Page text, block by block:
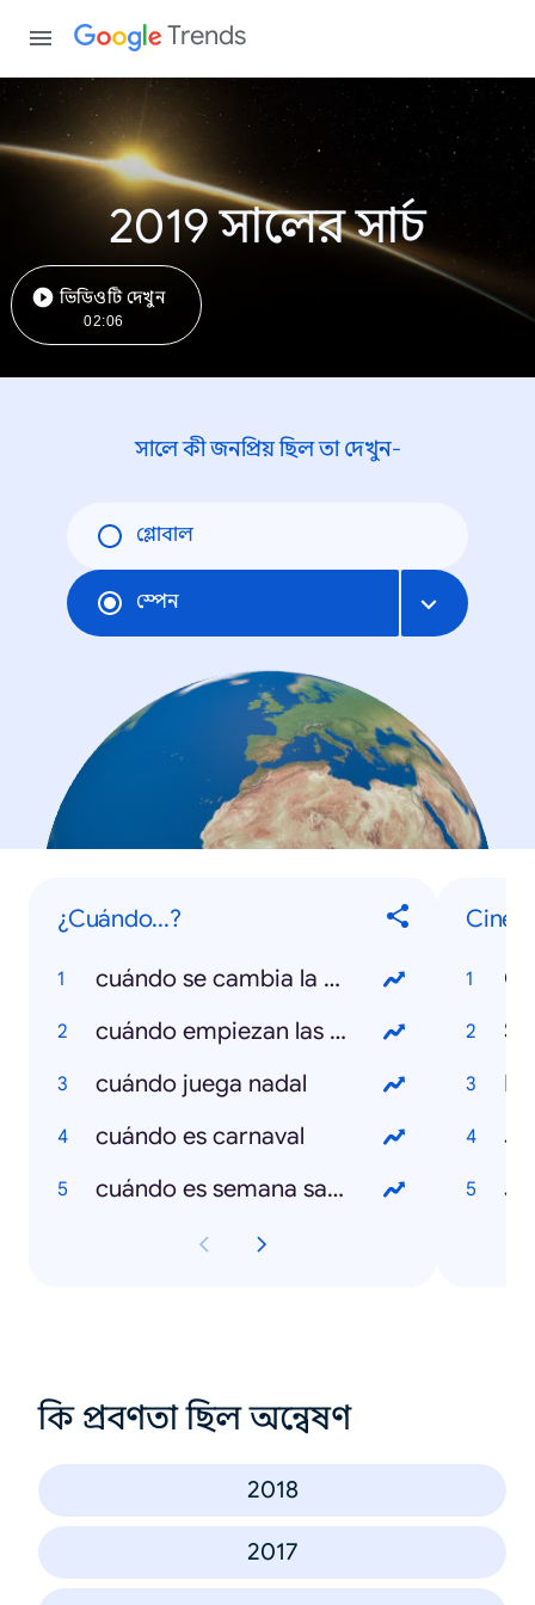
Trends
2019 সালের সার্চ
ভিডিওটি দেখুন
02:06
সালে কী জনপ্রিয় ছিল তা দেখুন-
গ্লোবাল
স্পেন
¿Cuándo...?
cuándo se cambia la hora
cuándo empiezan las rebajas
cuándo juega nadal
cuándo es carnaval
cuándo es semana santa
Cine,
কি প্রবণতা ছিল অন্বেষণ
2018
2017